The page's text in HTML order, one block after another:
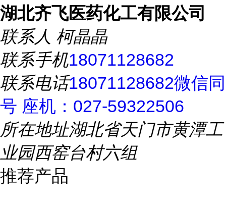
湖北齐飞医药化工有限公司
联系人 柯晶晶
联系手机18071128682
联系电话18071128682微信同
号 座机：027-59322506
所在地址湖北省天门市黄潭工
业园西窑台村六组
推荐产品